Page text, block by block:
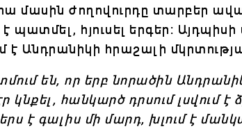
մասին ժողովուրդը տարբեր
է պատմել, հյուսել երգեր: Այդպիսի
է Անդրանիկի հրաշալի
են, որ երբ նորածին
կնքել, հանկարծ դրսում լսվում է
է գալիս մի մարդ, խլում է